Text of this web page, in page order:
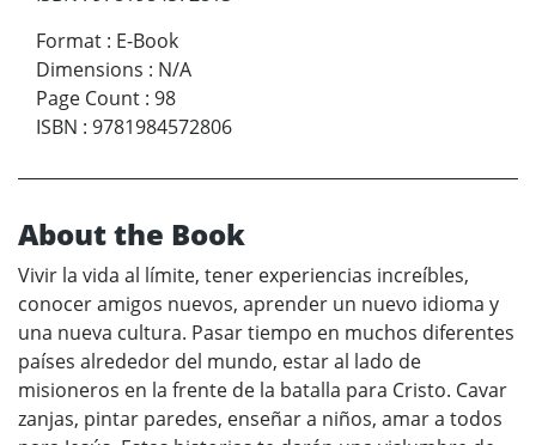
Format : E-Book
Dimensions : N/A
Page Count : 98
ISBN : 9781984572806
About the Book
Vivir la vida al límite, tener experiencias increíbles,
conocer amigos nuevos, aprender un nuevo idioma y
una nueva cultura. Pasar tiempo en muchos diferentes
países alrededor del mundo, estar al lado de
misioneros en la frente de la batalla para Cristo. Cavar
zanjas, pintar paredes, enseñar a niños, amar a todos